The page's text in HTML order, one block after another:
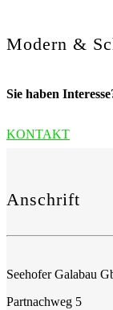
Modern &
Sie haben
KONTAKT
Anschrift
Seehofer Galabau
Partnachweg 5